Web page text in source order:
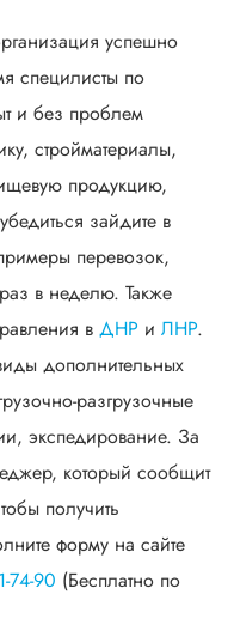
успешно
специлисты по
и без проблем
стройматериалы,
продукцию,
зайдите в
перевозок,
в неделю. Также
в ДНР и ЛНР.
дополнительных
разгрузочные
экспедирование. За
который сообщит
получить
форму на сайте
74-90 (Бесплатно по